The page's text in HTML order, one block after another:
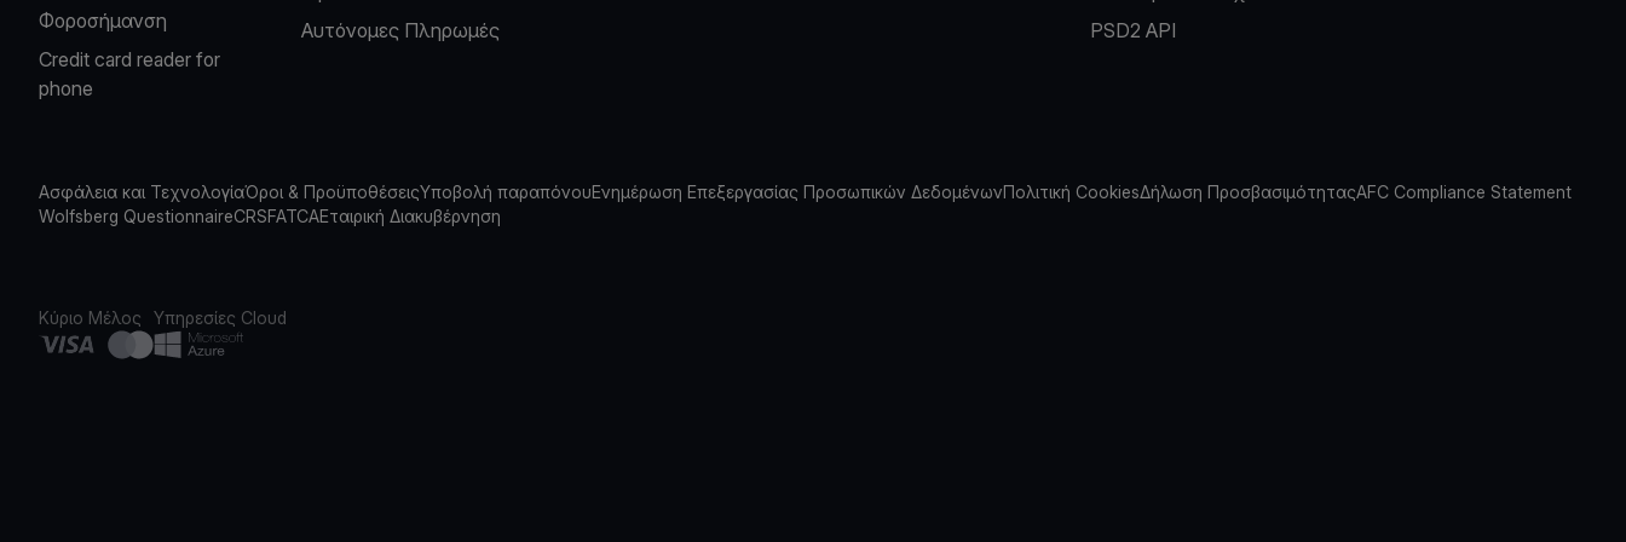
Φοροσήμανση
Credit card reader for
phone
Αυτόνομες Πληρωμές
PSD2 API
Ασφάλεια και ΤεχνολογίαΌροι & ΠροϋποθέσειςΥποβολή παραπόνουΕνημέρωση Επεξεργασίας Προσωπικών ΔεδομένωνΠολιτική CookiesΔήλωση ΠροσβασιμότηταςAFC Compliance Statement
Wolfsberg QuestionnaireCRSFATCAΕταιρική Διακυβέρνηση
Κύριο Μέλος Υπηρεσίες Cloud